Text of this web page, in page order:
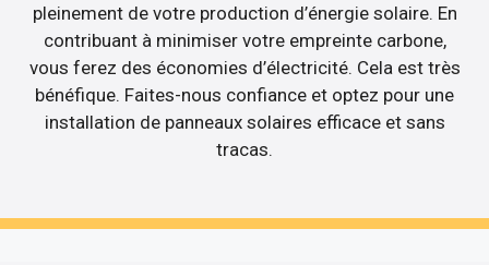
pleinement de votre production d’énergie solaire. En
contribuant à minimiser votre empreinte carbone,
vous ferez des économies d’électricité. Cela est très
bénéfique. Faites-nous confiance et optez pour une
installation de panneaux solaires efficace et sans
tracas.